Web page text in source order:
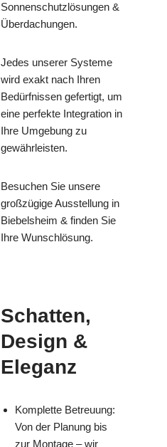
Sonnenschutzlösungen &
Überdachungen.
Jedes unserer Systeme
wird exakt nach Ihren
Bedürfnissen gefertigt, um
eine perfekte Integration in
Ihre Umgebung zu
gewährleisten.
Besuchen Sie unsere
großzügige Ausstellung in
Biebelsheim & finden Sie
Ihre Wunschlösung.
Schatten,
Design &
Eleganz
Komplette Betreuung:
Von der Planung bis
zur Montage – wir